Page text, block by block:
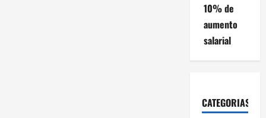
10% de
aumento
salarial
CATEGORIAS